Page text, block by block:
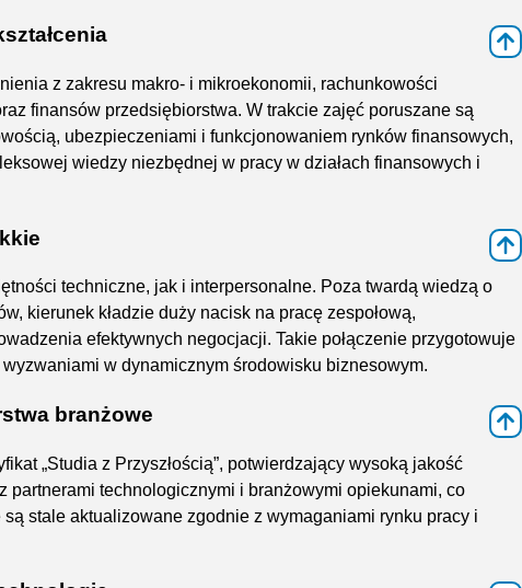
z zakresu makro- i mikroekonomii, rachunkowości
finansów przedsiębiorstwa. W trakcie zajęć poruszane są
ubezpieczeniami i funkcjonowaniem rynków finansowych,
wiedzy niezbędnej w pracy w działach finansowych i
techniczne, jak i interpersonalne. Poza twardą wiedzą o
kierunek kładzie duży nacisk na pracę zespołową,
efektywnych negocjacji. Takie połączenie przygotowuje
w dynamicznym środowisku biznesowym.
branżowe
„Studia z Przyszłością”, potwierdzający wysoką jakość
partnerami technologicznymi i branżowymi opiekunami, co
stale aktualizowane zgodnie z wymaganiami rynku pracy i